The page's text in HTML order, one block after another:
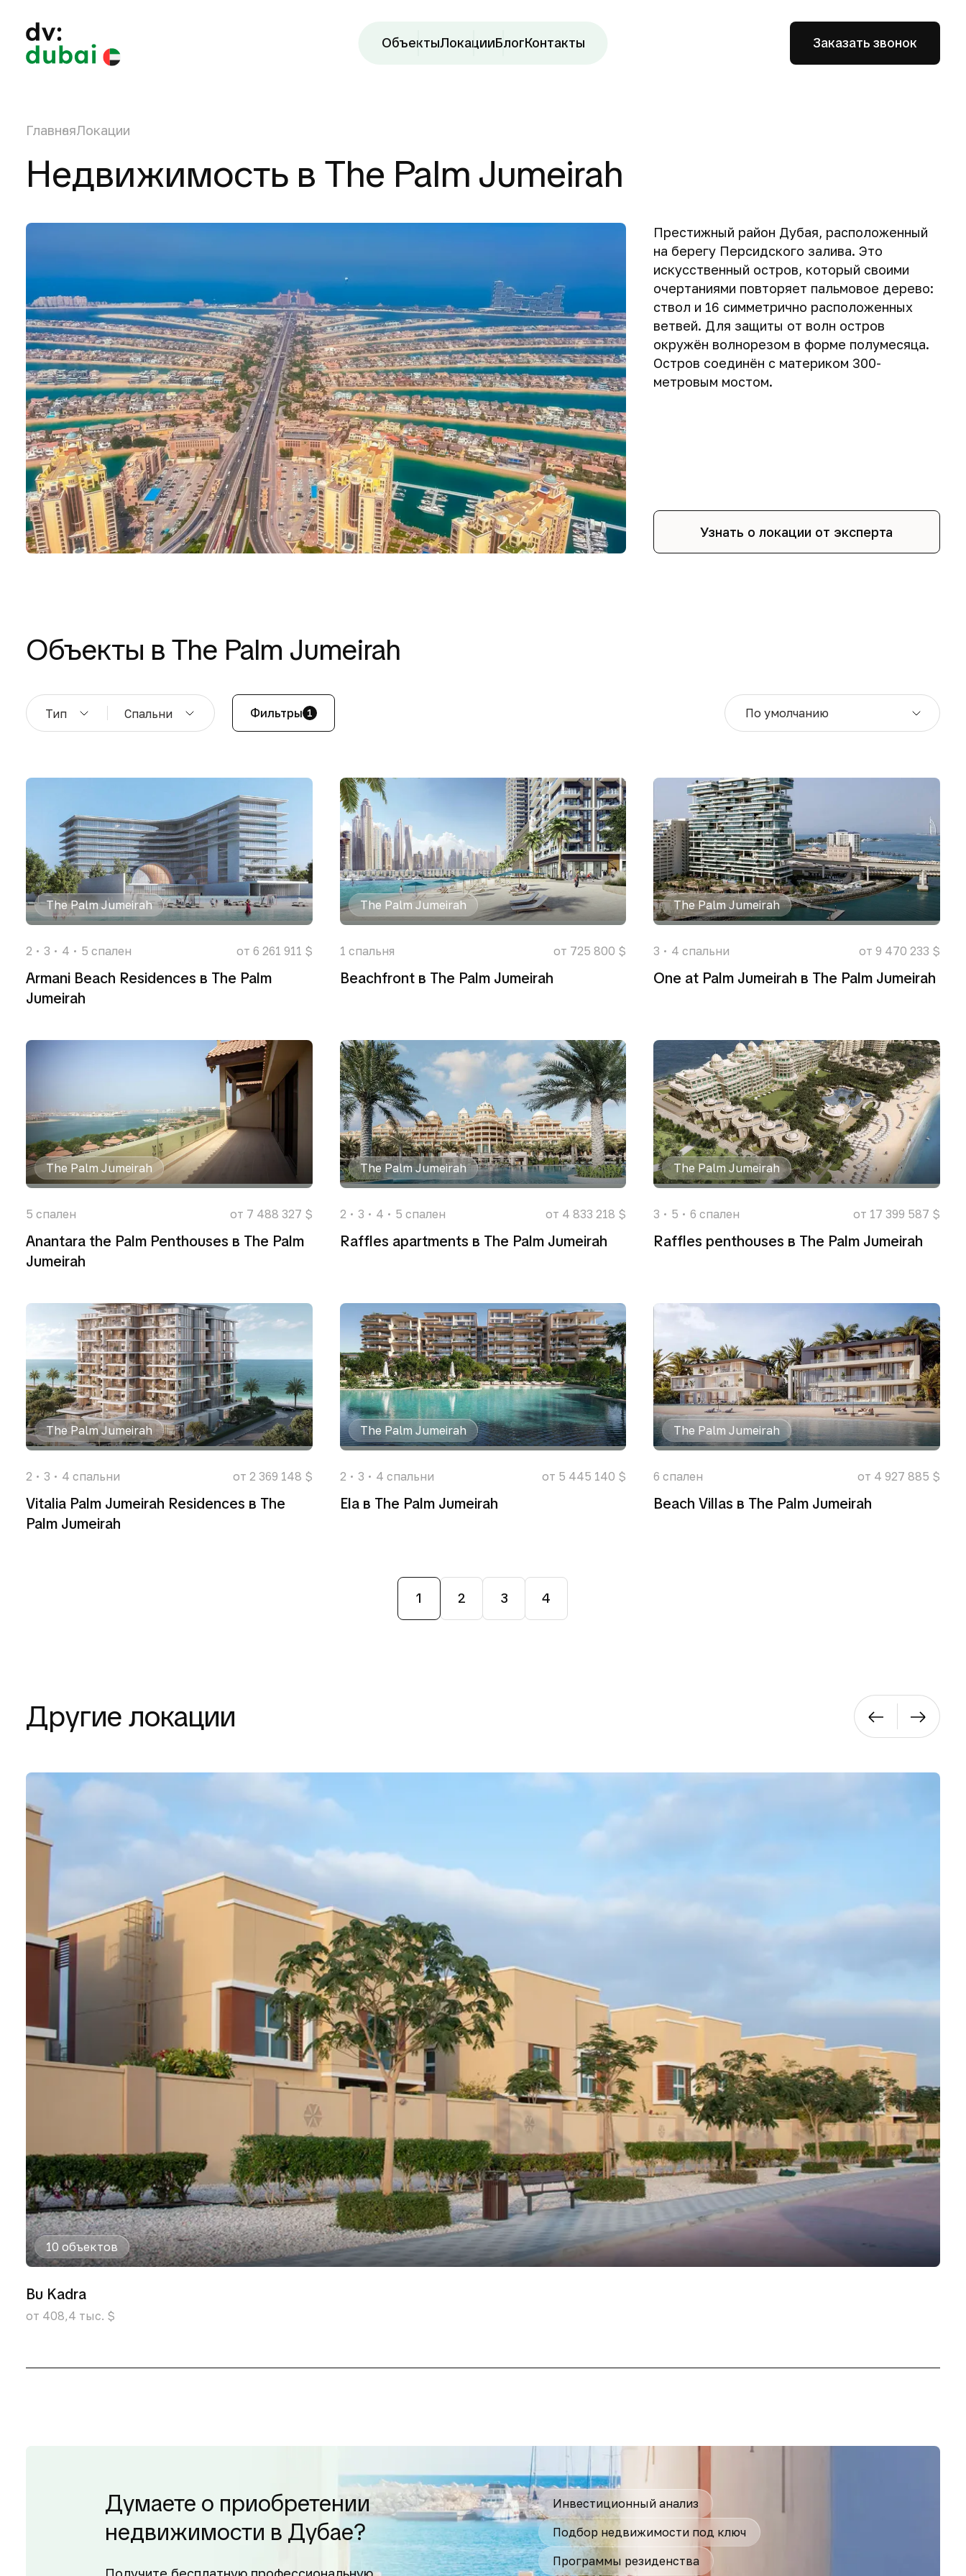
ОбъектыЛокацииБлогКонтакты Заказать звонок
ГлавнаяЛокации
Недвижимость в The Palm Jumeirah
Престижный район Дубая, расположенный
на берегу Персидского залива. Это
искусственный остров, который своими
очертаниями повторяет пальмовое дерево:
ствол и 16 симметрично расположенных
ветвей. Для защиты от волн остров
окружён волнорезом в форме полумесяца.
Остров соединён с материком 300-
метровым мостом.
Узнать о локации от эксперта
Объекты в The Palm Jumeirah
Тип Спальни Фильтры 1 По умолчанию
The Palm Jumeirah
2 3 4 5 спален от 6 261 911 $
Armani Beach Residences в The Palm
Jumeirah
The Palm Jumeirah
1 спальня от 725 800 $
Beachfront в The Palm Jumeirah
The Palm Jumeirah
3 4 спальни от 9 470 233 $
One at Palm Jumeirah в The Palm Jumeirah
The Palm Jumeirah
5 спален от 7 488 327 $
Anantara the Palm Penthouses в The Palm
Jumeirah
The Palm Jumeirah
2 3 4 5 спален от 4 833 218 $
Raffles apartments в The Palm Jumeirah
The Palm Jumeirah
3 5 6 спален от 17 399 587 $
Raffles penthouses в The Palm Jumeirah
The Palm Jumeirah
2 3 4 спальни от 2 369 148 $
Vitalia Palm Jumeirah Residences в The
Palm Jumeirah
The Palm Jumeirah
2 3 4 спальни от 5 445 140 $
Ela в The Palm Jumeirah
The Palm Jumeirah
6 спален от 4 927 885 $
Beach Villas в The Palm Jumeirah
1 2 3 4
Другие локации
10 объектов
Bu Kadra
от 408,4 тыс. $
Думаете о приобретении
недвижимости в Дубае?
Инвестиционный анализ
Подбор недвижимости под ключ
Программы резиденства